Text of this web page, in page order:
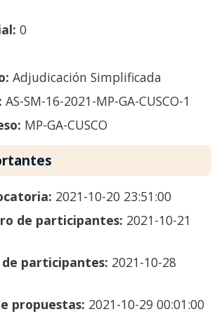
0
Adjudicación Simplificada
AS-SM-16-2021-MP-GA-CUSCO-1
MP-GA-CUSCO
2021-10-20 23:51:00
de participantes: 2021-10-21
participantes: 2021-10-28
propuestas: 2021-10-29 00:01:00